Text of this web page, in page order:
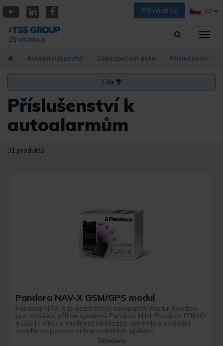
Přejít
k
hlavnímu
obsahu
Přihlásit se CZ
Vyhledávání
VOZIDLA
Autopříslušenství Zabezpečení auta Příslušenství k
Filtr
Příslušenství k
autoalarmům
31 produktů
Pandora NAV-X GSM/GPS modul
Pandora NAV-X je bezdrátový, kompaktní modul navržen
pro rozšíření offline systémů Pandora MINI, Pandora PRIMO
a LIGHT PRO o možnost lokalizace, kontroly a ovládání
vozidla za pomoci online mobilních aplikací.
Skladem